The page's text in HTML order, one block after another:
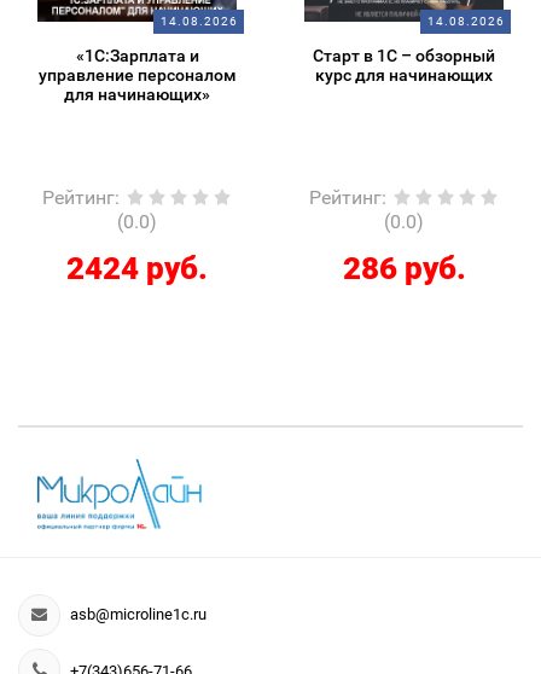
14.08.2026
«1С:Зарплата и
управление персоналом
для начинающих»
Рейтинг:
(0.0)
2424 руб.
14.08.2026
Старт в 1С – обзорный
курс для начинающих
Рейтинг:
(0.0)
286 руб.
asb@microline1c.ru